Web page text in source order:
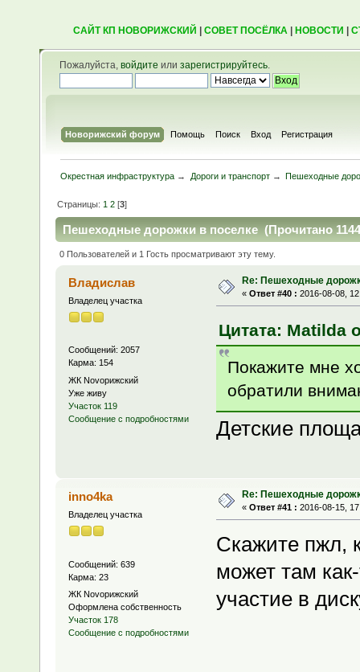
САЙТ КП НОВОРИЖСКИЙ СОВЕТ ПОСЁЛКА| НОВОСТИ
Пожалуйста, войдите или зарегистрируйтесь.
Новорижский форум Помощь Поиск Вход Регистрация
Окрестная инфраструктура → Дороги и транспорт→ Пешеходные
Страницы:1 2 [3]
Пешеходные дорожки в поселке (Прочитано
0 Пользователей и 1 Гость просматривают эту тему.
Владислав
Владелец участка
Сообщений: 2057
Карма: 154
ЖК Novoрижский
Уже живу
Участок 119
Сообщение с подробностями
Re: Пешеходные
« Ответ #40 : 2016-08-08,
Цитата: Matilda
Покажите мне
обратили
Детские
inno4ka
Владелец участка
Сообщений: 639
Карма: 23
ЖК Novoрижский
Оформлена собственность
Участок 178
Сообщение с подробностями
Re: Пешеходные
« Ответ #41 : 2016-08-15,
Скажите пжл,
может там
участие в